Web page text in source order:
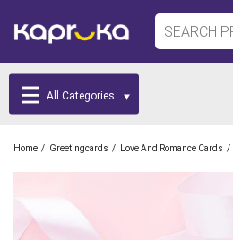
All Categories
Home / Greetingcards / Love And Romance Cards /